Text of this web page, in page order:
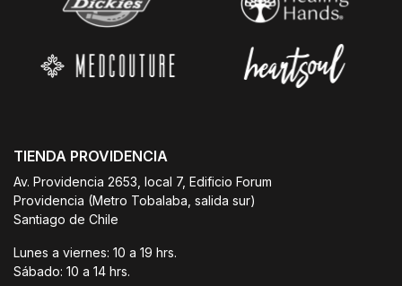
TIENDA PROVIDENCIA
Av. Providencia 2653, local 7, Edificio Forum
Providencia (Metro Tobalaba, salida sur)
Santiago de Chile
Lunes a viernes: 10 a 19 hrs.
Sábado: 10 a 14 hrs.